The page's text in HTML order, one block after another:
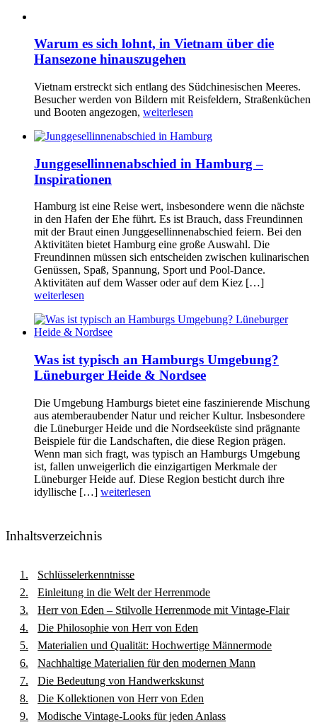
Warum es sich lohnt, in Vietnam über die
Hansezone hinauszugehen
Vietnam erstreckt sich entlang des Südchinesischen Meeres.
Besucher werden von Bildern mit Reisfeldern, Straßenküchen
und Booten angezogen, weiterlesen
Junggesellinnenabschied in Hamburg –
Inspirationen
Hamburg ist eine Reise wert, insbesondere wenn die nächste
in den Hafen der Ehe führt. Es ist Brauch, dass Freundinnen
mit der Braut einen Junggesellinnenabschied feiern. Bei den
Aktivitäten bietet Hamburg eine große Auswahl. Die
Freundinnen müssen sich entscheiden zwischen kulinarischen
Genüssen, Spaß, Spannung, Sport und Pool-Dance.
Aktivitäten auf dem Wasser oder auf dem Kiez […]
weiterlesen
Was ist typisch an Hamburgs Umgebung?
Lüneburger Heide & Nordsee
Die Umgebung Hamburgs bietet eine faszinierende Mischung
aus atemberaubender Natur und reicher Kultur. Insbesondere
die Lüneburger Heide und die Nordseeküste sind prägnante
Beispiele für die Landschaften, die diese Region prägen.
Wenn man sich fragt, was typisch an Hamburgs Umgebung
ist, fallen unweigerlich die einzigartigen Merkmale der
Lüneburger Heide auf. Diese Region besticht durch ihre
idyllische […] weiterlesen
Inhaltsverzeichnis
Schlüsselerkenntnisse
Einleitung in die Welt der Herrenmode
Herr von Eden – Stilvolle Herrenmode mit Vintage-Flair
Die Philosophie von Herr von Eden
Materialien und Qualität: Hochwertige Männermode
Nachhaltige Materialien für den modernen Mann
Die Bedeutung von Handwerkskunst
Die Kollektionen von Herr von Eden
Modische Vintage-Looks für jeden Anlass